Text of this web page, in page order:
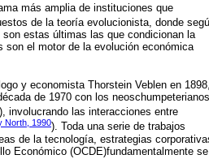
más amplia de instituciones que
de la teoría evolucionista, donde
estas últimas las que condicionan la
el motor de la evolución económica
y economista Thorstein Veblen en 1898,
de 1970 con los neoschumpeterianos,
), involucrando las interacciones entre
North, 1990). Toda una serie de trabajos
de la tecnología, estrategias
Económico (OCDE)fundamentalmente se